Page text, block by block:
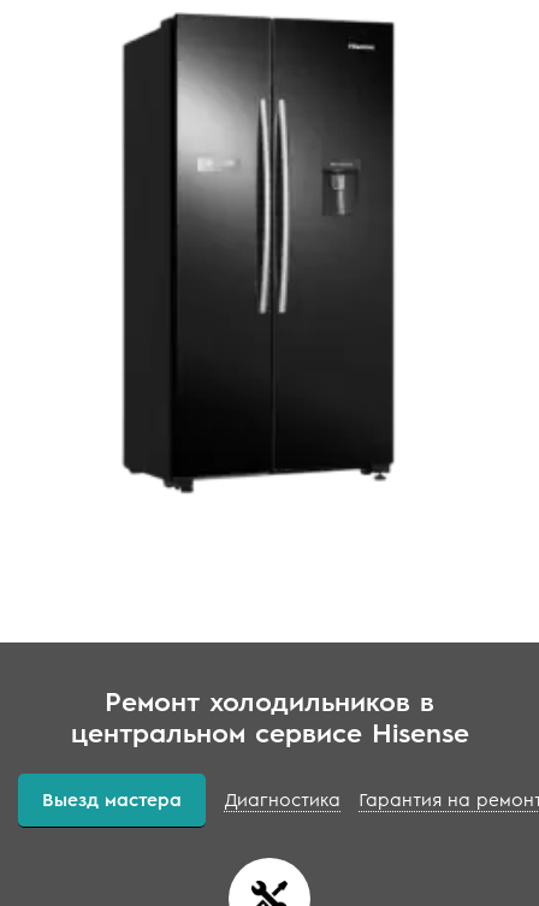
Ремонт холодильников в
центральном сервисе Hisense
Выезд мастера Диагностика Гарантия на